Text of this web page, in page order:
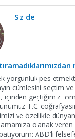
Siz de
yorgunluk pes
cümlesini seçtim ve
içinden geçtiğimiz -
T.C.
ve özellikle
olanak veren
ABD’li